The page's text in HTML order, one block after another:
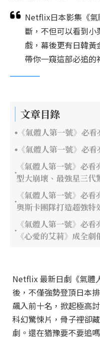
Netflix日本影集《氣
斷，不但可以看到
戲，幕後更有日韓
帶你一窺這部必追的
文章目錄
《氣體人第一號》必
《氣體人第一號》必
《氣體人第一號》必
型大崩壞、最強星三代
《氣體人第一號》必
奧斯卡團隊打造超強特
《氣體人第一號》必
《心愛的艾莉》成全劇
Netflix 最新日劇《氣體
後，不僅強勢登頂日本
飆入前十名，掀起極高
科幻驚悚片，骨子裡卻
劇。還在猶豫要不要追